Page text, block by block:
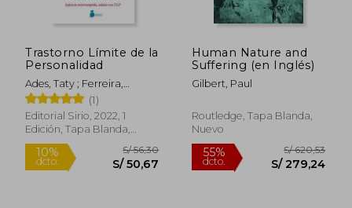
50%
S/ 91,84
55%
dcto.
Trastorno Límite de la
Personalidad
Ades, Taty ; Ferreira,
Eduardo
(1)
Editorial Sirio, 2022, 1
Edición, Tapa Blanda,
Nuevo
Human Nature and
Suffering (en Inglés)
Gilbert, Paul
Routledge, Tapa Blanda,
Nuevo